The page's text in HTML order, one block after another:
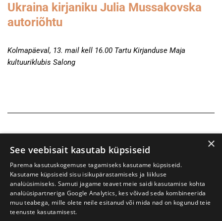
Ukraina kirjaniku Julia Mussakovska
autoriõhtu
Kolmapäeval, 13. mail kell 16.00 Tartu Kirjanduse Maja
kultuuriklubis Salong
×
See veebisait kasutab küpsiseid
Parema kasutuskogemuse tagamiseks kasutame küpsiseid.
Kasutame küpsiseid sisu isikupärastamiseks ja liikluse
analüüsimiseks. Samuti jagame teavet meie saidi kasutamise kohta
analüüsipartneriga Google Analytics, kes võivad seda kombineerida
muu teabega, mille olete neile esitanud või mida nad on kogunud teie
teenuste kasutamisest.